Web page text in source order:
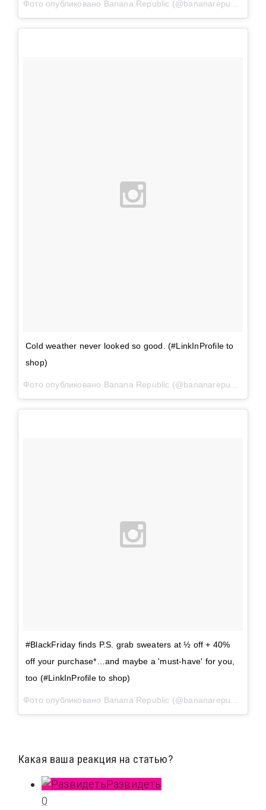
Cold weather never looked so good. (#LinkInProfile to
shop)
Фото опубликовано Banana Republic (@bananarepublic)
#BlackFriday finds P.S. grab sweaters at ½ off + 40%
off your purchase*…and maybe a 'must-have' for you,
too (#LinkInProfile to shop)
Какая ваша реакция на статью?
Развидеть
0